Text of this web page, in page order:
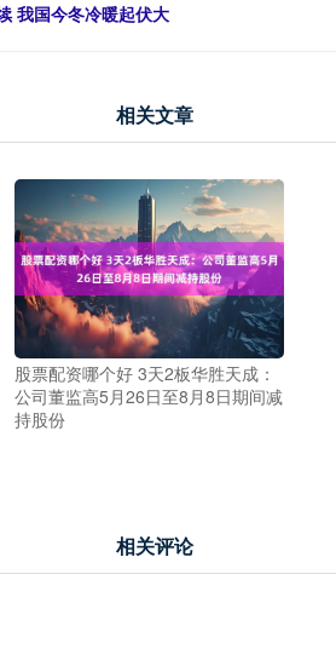
我国今冬冷暖起伏大
相关文章
股票配资哪个好 3天2板华胜天成：
公司董监高5月26日至8月8日期间减
持股份
相关评论